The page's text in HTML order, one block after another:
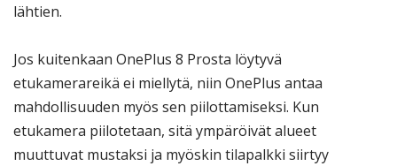
lähtien.
Jos kuitenkaan OnePlus 8 Prosta löytyvä
etukamerareikä ei miellytä, niin OnePlus antaa
mahdollisuuden myös sen piilottamiseksi. Kun
etukamera piilotetaan, sitä ympäröivät alueet
muuttuvat mustaksi ja myöskin tilapalkki siirtyy